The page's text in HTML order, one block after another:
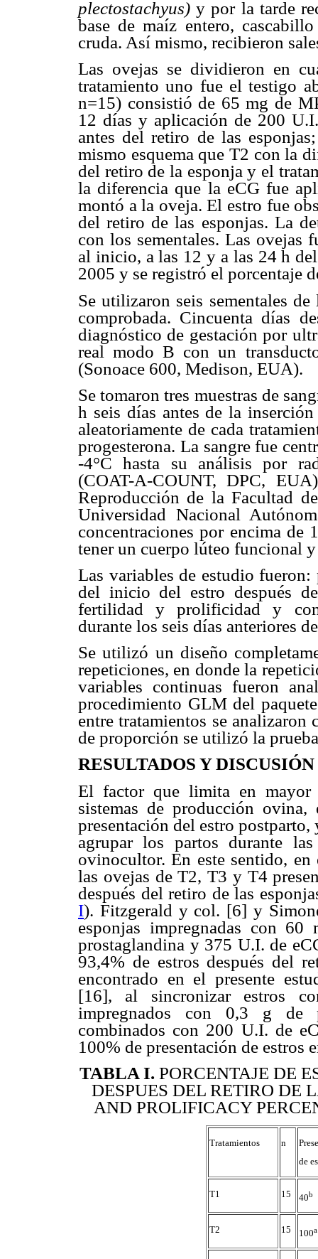
plectostachyus) y por la tarde
base de maíz entero,
cruda. Así mismo, recibieron
Las ovejas se dividieron en
tratamiento uno fue el testigo
n=15) consistió de 65 mg de
12 días y aplicación de 200
antes del retiro de las
mismo esquema que T2 con la
del retiro de la esponja y el
la diferencia que la eCG fue
montó a la oveja. El estro fue
del retiro de las esponjas. La
con los sementales. Las ovejas
al inicio, a las 12 y a las 24 h
2005 y se registró el porcentaje
Se utilizaron seis sementales
comprobada. Cincuenta días
diagnóstico de gestación por
real modo B con un
(Sonoace 600, Medison, EUA).
Se tomaron tres muestras de
h seis días antes de la
aleatoriamente de cada
progesterona. La sangre fue
-4°C hasta su análisis por
(COAT-A-COUNT, DPC,
Reproducción de la Facultad
Universidad Nacional
concentraciones por encima de
tener un cuerpo lúteo funcional
Las variables de estudio
del inicio del estro después
fertilidad y prolificidad y
durante los seis días anteriores
Se utilizó un diseño
repeticiones, en donde la
variables continuas fueron
procedimiento GLM del
entre tratamientos se analizaron
de proporción se utilizó la
RESULTADOS Y DISCUSIÓN
El factor que limita en mayor
sistemas de producción
presentación del estro
agrupar los partos durante
ovinocultor. En este sentido,
las ovejas de T2, T3 y T4
después del retiro de las
I). Fitzgerald y col. [6] y
esponjas impregnadas con
prostaglandina y 375 U.I. de
93,4% de estros después del
encontrado en el presente
[16], al sincronizar estros
impregnados con 0,3 g de
combinados con 200 U.I. de
100% de presentación de estros
TABLA I. PORCENTAJE DE
DESPUES DEL RETIRO DE
AND PROLIFICACY
Tratamientos n
de
T1 15 40b
T2 15 100a